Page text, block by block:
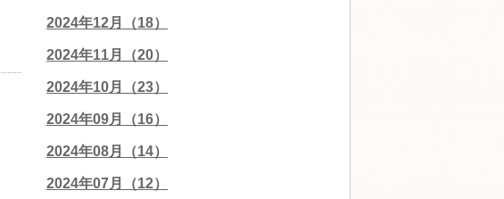
2024年12月（18）
2024年11月（20）
2024年10月（23）
2024年09月（16）
2024年08月（14）
2024年07月（12）